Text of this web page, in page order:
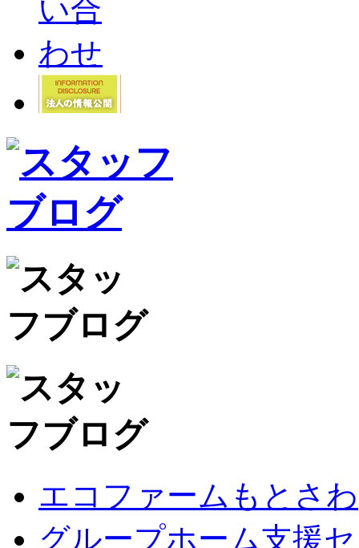
エコファームもとさわ
グループホーム支援